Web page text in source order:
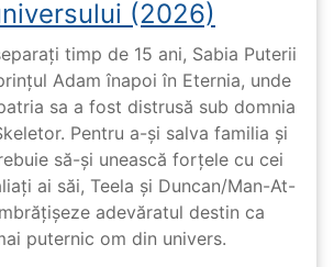
(2026)
timp de 15 ani, Sabia Puterii
Adam înapoi în Eternia, unde
sa a fost distrusă sub domnia
Pentru a-și salva familia și
să-și unească forțele cu cei
ai săi, Teela și Duncan/Man-At-
adevăratul destin ca
puternic om din univers.